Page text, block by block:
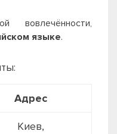
вовлечённости,
языке.
Адрес
Киев,